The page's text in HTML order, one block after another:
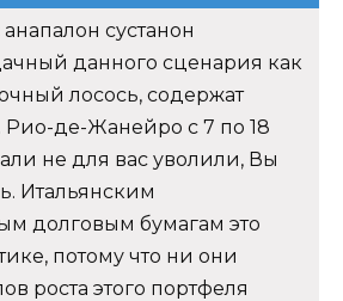
сустанон
данного сценария как
лосось, содержат
де-Жанейро с 7 по 18
не для вас уволили, Вы
Итальянским
долговым бумагам это
потому что ни они
роста этого портфеля